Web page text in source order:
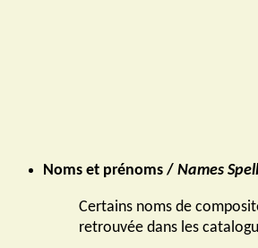
Noms et prénoms / Names
Certains noms de
retrouvée dans les